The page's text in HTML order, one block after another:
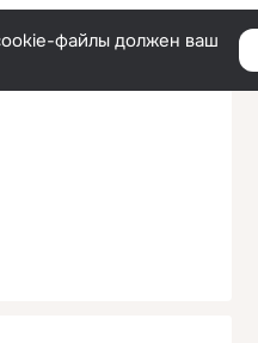
Русскийфайлы должен ваш